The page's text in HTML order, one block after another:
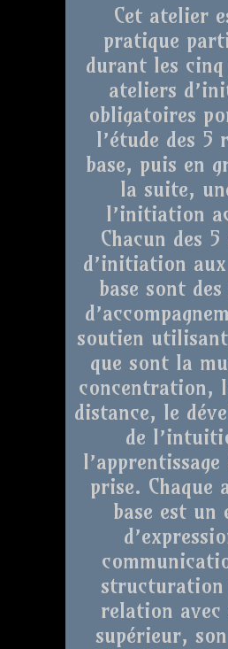
Cet atelier
pratique
durant les
ateliers
obligatoires
l’étude des 5
base, puis en
la suite,
l’initiation
Chacun des
d’initiation
base sont
soutien
que sont la
concentration,
distance, le
de
prise. Chaque
base est un
structuration
relation avec
supérieur,